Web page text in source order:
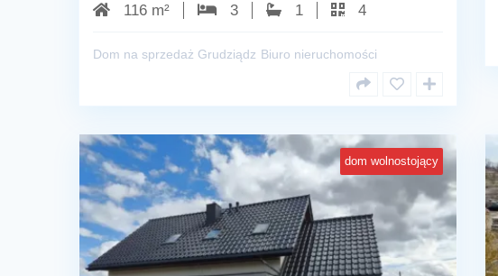
116 m² 3 1 4
Dom na sprzedaż Grudziądz Biuro nieruchomości
dom wolnostojący